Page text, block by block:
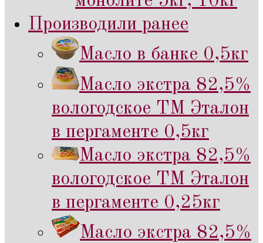
Производили ранее
Масло в банке 0,5кг
Масло экстра 82,5%
вологодское ТМ Эталон
в пергаменте 0,5кг
Масло экстра 82,5%
вологодское ТМ Эталон
в пергаменте 0,25кг
Масло экстра 82,5%